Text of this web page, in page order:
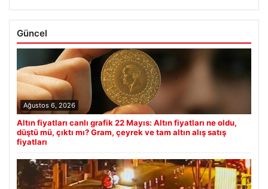
Güncel
Ağustos 6, 2026
Altın fiyatları canlı grafik 22 Mayıs: Altın fiyatları ne oldu,
düştü mü, çıktı mı? Gram, çeyrek ve tam altın alış satış
fiyatları